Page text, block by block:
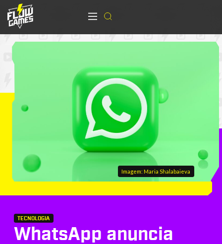
Imagem: Maria Shalabaieva
TECNOLOGIA
WhatsApp anuncia